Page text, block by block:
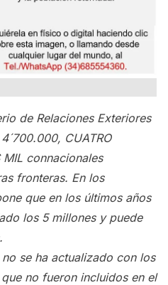
de Relaciones Exteriores
CUATRO
MIL connacionales
fronteras. En los
que en los últimos años
los 5 millones y puede
se ha actualizado con los
no fueron incluidos en el